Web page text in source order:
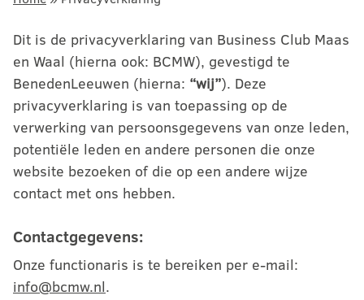
Dit is de privacyverklaring van Business Club Maas
en Waal (hierna ook: BCMW), gevestigd te
BenedenLeeuwen (hierna: “wij”). Deze
privacyverklaring is van toepassing op de
verwerking van persoonsgegevens van onze leden,
potentiële leden en andere personen die onze
website bezoeken of die op een andere wijze
contact met ons hebben.
Contactgegevens:
Onze functionaris is te bereiken per e-mail:
info@bcmw.nl.